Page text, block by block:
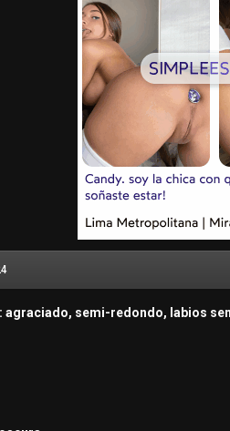
agraciado, semi-redondo, labios